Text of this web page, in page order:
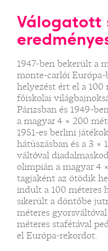
Válogatott
1947-ben bekerült a
monte-carlói
helyezést ért el a 100
főiskolai
Párizsban és 1949-
a magyar 4 × 200
1951-es berlini
hátúszásban és a 3 ×
váltóval
olimpián a magyar 4
tagjaként az ötödik
indult a 100 méteres
sikerült a döntőbe
méteres
méteres stafétával
el Európa-rekordot.